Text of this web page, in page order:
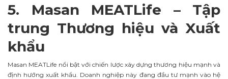
5. Masan MEATLife – Tập
trung Thương hiệu và Xuất
khẩu
Masan MEATLife nổi bật với chiến lược xây dựng thương hiệu mạnh và
định hướng xuất khẩu. Doanh nghiệp này đang đầu tư mạnh vào hệ